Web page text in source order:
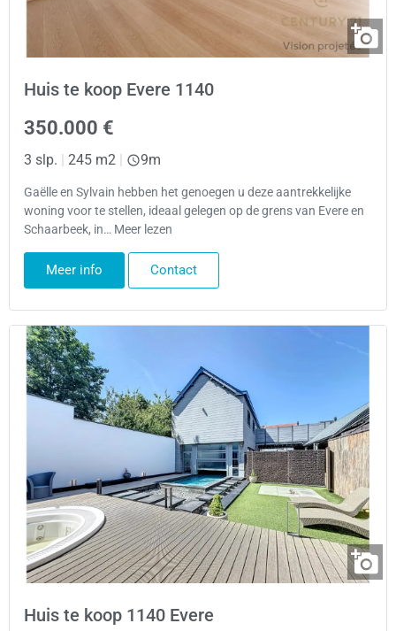
Huis te koop Evere 1140
350.000 €
3 slp. | 245 m2 | 9m
Gaëlle en Sylvain hebben het genoegen u deze aantrekkelijke
woning voor te stellen, ideaal gelegen op de grens van Evere en
Schaarbeek, in… Meer lezen
Meer info Contact
Huis te koop 1140 Evere